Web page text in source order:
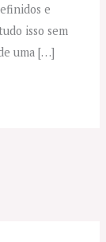
e
isso sem
uma […]